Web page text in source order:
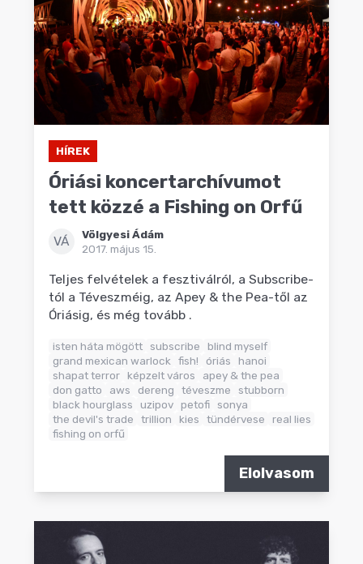
HÍREK
Óriási koncertarchívumot
tett közzé a Fishing on Orfű
VÁ
Völgyesi Ádám
2017. május 15.
Teljes felvételek a fesztiválról, a Subscribe-
tól a Téveszméig, az Apey & the Pea-től az
Óriásig, és még tovább .
isten háta mögött subscribe
blind myself
grand mexican warlock
fish! óriás
hanoi
shapat terror képzelt város
apey & the pea
don gatto
aws dereng téveszme
stubborn
black hourglass
uzipov petofi sonya
the devil's trade
trillion kies tündérvese
real lies
fishing on orfű
Elolvasom